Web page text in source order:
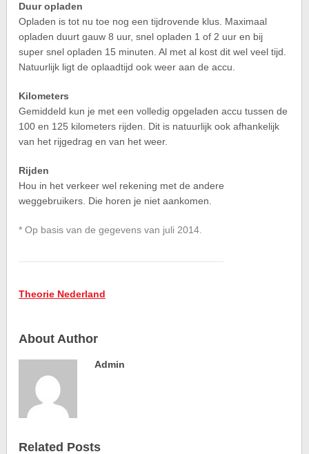
Duur opladen
Opladen is tot nu toe nog een tijdrovende klus. Maximaal
opladen duurt gauw 8 uur, snel opladen 1 of 2 uur en bij
super snel opladen 15 minuten. Al met al kost dit wel veel tijd.
Natuurlijk ligt de oplaadtijd ook weer aan de accu.
Kilometers
Gemiddeld kun je met een volledig opgeladen accu tussen de
100 en 125 kilometers rijden. Dit is natuurlijk ook afhankelijk
van het rijgedrag en van het weer.
Rijden
Hou in het verkeer wel rekening met de andere
weggebruikers. Die horen je niet aankomen.
* Op basis van de gegevens van juli 2014.
Theorie Nederland
About Author
Admin
Related Posts